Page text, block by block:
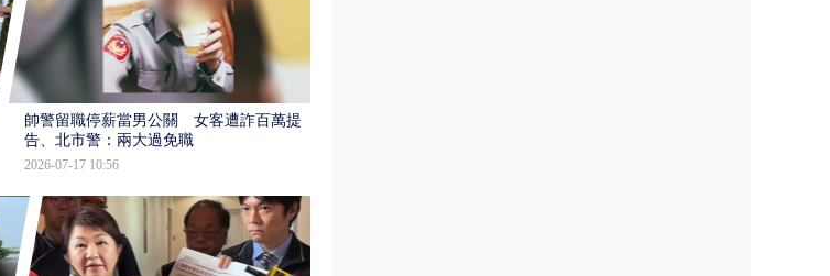
帥警留職停薪當男公關 女客遭詐百萬提
告、北市警：兩大過免職
2026-07-17 10:56